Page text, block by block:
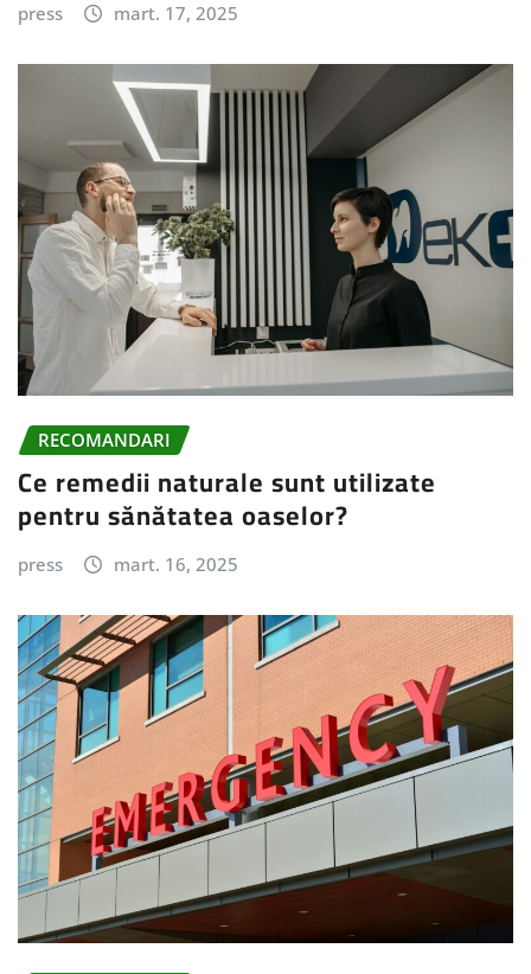
press mart. 17, 2025
RECOMANDARI
Ce remedii naturale sunt utilizate
pentru sănătatea oaselor?
press mart. 16, 2025